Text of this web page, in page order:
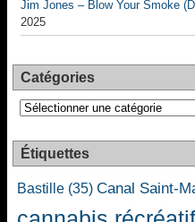
Jim Jones – Blow Your Smoke
2025
Catégories
Catégories
Étiquettes
Bastille (35) Canal Saint-